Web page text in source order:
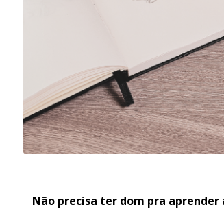
Não precisa ter dom pra